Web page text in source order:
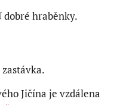
hraběnky.
zastávka.
Jičína je vzdálena